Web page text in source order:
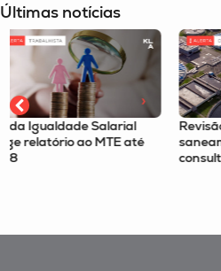
Últimas notícias
Revisão tarifária no
saneamento é tema de